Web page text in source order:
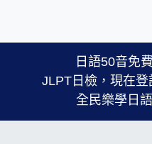
日語50音免
JLPT日檢，現在登
全民樂學日語